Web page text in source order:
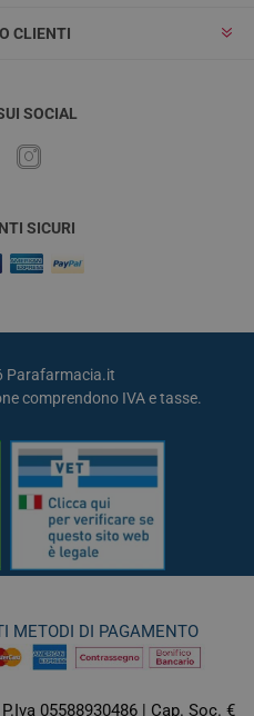
CLIENTI
SOCIAL
SICURI
Parafarmacia.it
comprendono IVA e tasse.
METODI DI PAGAMENTO
05588930486 | Cap. Soc. €